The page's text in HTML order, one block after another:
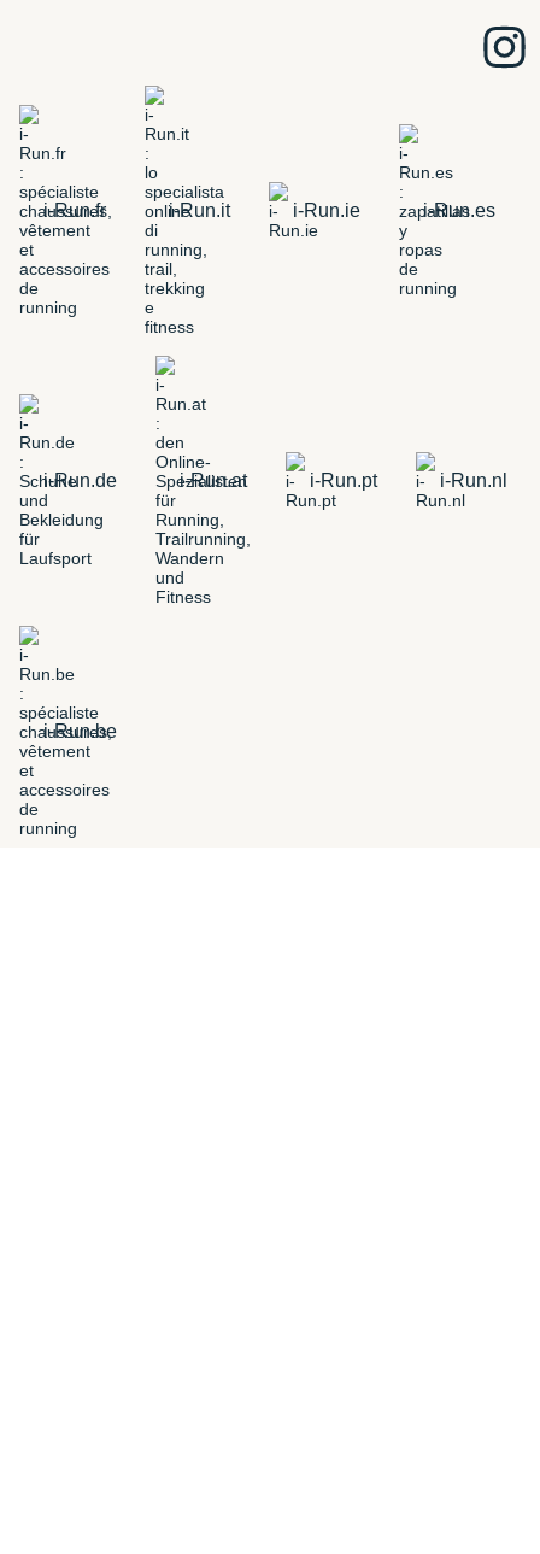
i-Run.fr i-Run.it i-Run.ie i-Run.es
i-Run.de i-Run.at i-Run.pt i-Run.nl
i-Run.be